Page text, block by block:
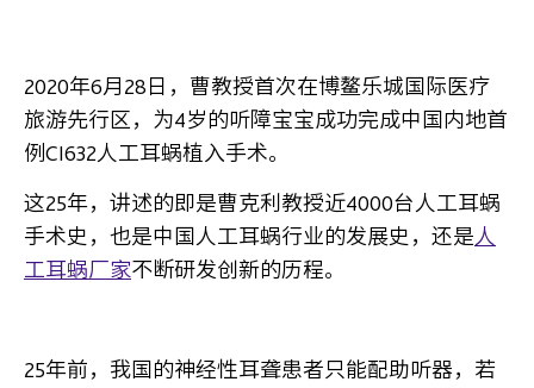
2020年6月28日，曹教授首次在博鳌乐城国际医疗
旅游先行区，为4岁的听障宝宝成功完成中国内地首
例CI632人工耳蜗植入手术。
这25年，讲述的即是曹克利教授近4000台人工耳蜗
手术史，也是中国人工耳蜗行业的发展史，还是人
工耳蜗厂家不断研发创新的历程。
25年前，我国的神经性耳聋患者只能配助听器，若